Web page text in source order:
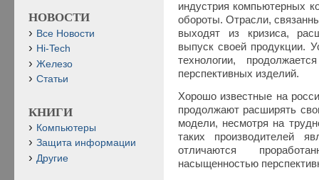
индустрия компьютерных
обороты. Отрасли,
выходят из кризиса,
выпуск своей продукции.
технологии,
перспективных изделий.
Хорошо известные на
продолжают расширять
модели, несмотря на
таких производителей
отличаются
насыщенностью
НОВОСТИ
Все Новости
Hi-Tech
Железо
Статьи
КНИГИ
Компьютеры
Защита информации
Другие